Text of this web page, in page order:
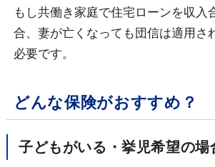
もし共働き家庭で住宅ローンを収入
合、妻が亡くなっても団信は適用さ
必要です。
どんな保険がおすすめ？
子どもがいる・挙児希望の場